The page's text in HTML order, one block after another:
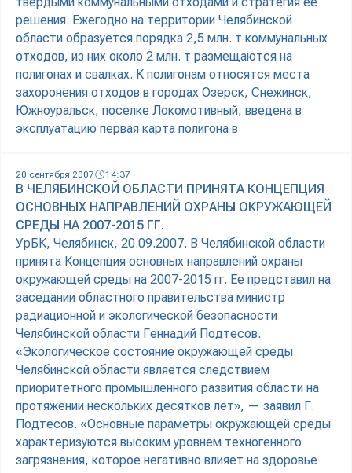
решения. Ежегодно на территории Челябинской
области образуется порядка 2,5 млн. т коммунальных
отходов, из них около 2 млн. т размещаются на
полигонах и свалках. К полигонам относятся места
захоронения отходов в городах Озерск, Снежинск,
Южноуральск, поселке Локомотивный, введена в
эксплуатацию первая карта полигона в
20 сентября 2007 14:37
В ЧЕЛЯБИНСКОЙ ОБЛАСТИ ПРИНЯТА КОНЦЕПЦИЯ
ОСНОВНЫХ НАПРАВЛЕНИЙ ОХРАНЫ ОКРУЖАЮЩЕЙ
СРЕДЫ НА 2007-2015 ГГ.
УрБК, Челябинск, 20.09.2007. В Челябинской области
принята Концепция основных направлений охраны
окружающей среды на 2007-2015 гг. Ее представил на
заседании областного правительства министр
радиационной и экологической безопасности
Челябинской области Геннадий Подтесов.
«Экологическое состояние окружающей среды
Челябинской области является следствием
приоритетного промышленного развития области на
протяжении нескольких десятков лет», — заявил Г.
Подтесов. «Основные параметры окружающей среды
характеризуются высоким уровнем техногенного
загрязнения, которое негативно влияет на здоровье